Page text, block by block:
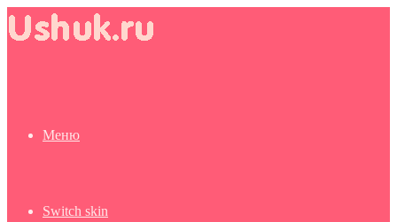
Меню
Switch skin